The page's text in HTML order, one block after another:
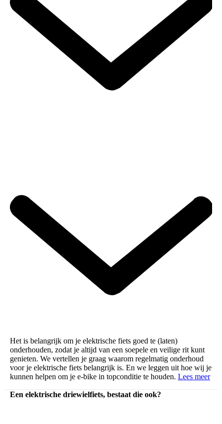
Het is belangrijk om je elektrische fiets goed te (laten)
onderhouden, zodat je altijd van een soepele en veilige rit kunt
genieten. We vertellen je graag waarom regelmatig onderhoud
voor je elektrische fiets belangrijk is. En we leggen uit hoe wij je
kunnen helpen om je e-bike in topconditie te houden. Lees meer
Een elektrische driewielfiets, bestaat die ook?